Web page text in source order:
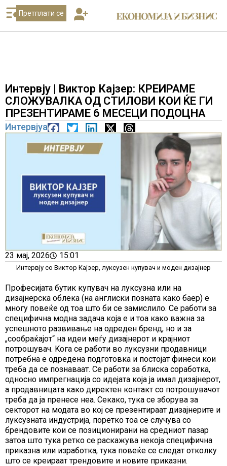
Претплати се
Интервју | Виктор Кајзер: КРЕИРАМЕ
СЛОЖУВАЛКА ОД СТИЛОВИ КОИ ЌЕ ГИ
ПРЕЗЕНТИРАМЕ 6 МЕСЕЦИ ПОДОЦНА
Интервјуа
23 мај, 2026 15:01
Интервју со Виктор Кајзер, луксузен купувач и моден дизајнер
Професијата бутик купувач на луксузна или на
дизајнерска облека (на англиски позната како баер) е
многу повеќе од тоа што би се замислило. Се работи за
специфична модна задача која е и тоа како важна за
успешното развивање на одреден бренд, но и за
„сообраќајот“ на идеи меѓу дизајнерот и крајниот
потрошувач. Kога се работи во луксузни продавници
потребна е одредена подготовка и постојат финеси кои
треба да се познаваат. Се работи за блиска соработка,
односно импрегнација со идејата која ја имал дизајнерот,
а продавницата како директен контакт со потрошувачот
треба да ја пренесе неа. Секако, тука се зборува за
секторот на модата во кој се презентираат дизајнерите и
луксузната индустрија, поретко тоа се случува со
брендовите кои се позиционирани на средниот пазар
затоа што тука ретко се раскажува некоја специфична
приказна или изработка, тука повеќе се следат отколку
што се креираат трендовите и новите приказни.